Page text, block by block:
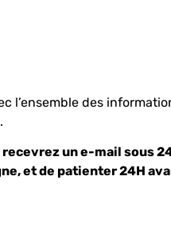
l’ensemble des
un e-mail sous
et de patienter 24H